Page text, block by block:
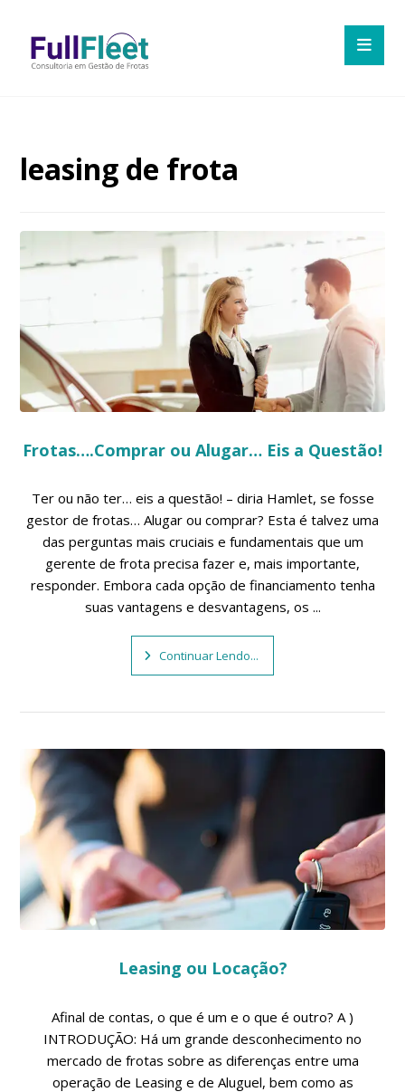
leasing de frota
Frotas….Comprar ou Alugar… Eis a Questão!
Ter ou não ter… eis a questão! – diria Hamlet, se fosse
gestor de frotas… Alugar ou comprar? Esta é talvez uma
das perguntas mais cruciais e fundamentais que um
gerente de frota precisa fazer e, mais importante,
responder. Embora cada opção de financiamento tenha
suas vantagens e desvantagens, os ...
Continuar Lendo...
Leasing ou Locação?
Afinal de contas, o que é um e o que é outro? A )
INTRODUÇÃO: Há um grande desconhecimento no
mercado de frotas sobre as diferenças entre uma
operação de Leasing e de Aluguel, bem como as